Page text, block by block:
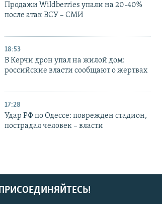
Продажи Wildberries упали на 20-40%
после атак ВСУ – СМИ
18:53
В Керчи дрон упал на жилой дом:
российские власти сообщают о жертвах
17:28
Удар РФ по Одессе: поврежден стадион,
пострадал человек – власти
ПРИСОЕДИНЯЙТЕСЬ!